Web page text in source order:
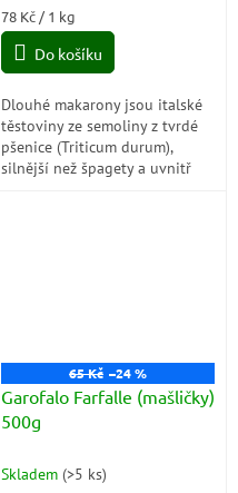
5,0
5
Měrná
cena:
78 Kč / 1 kg
Do košíku
Dlouhé makarony jsou italské
těstoviny ze semoliny z tvrdé
pšenice (Triticum durum),
silnější než špagety a uvnitř
65 Kč –24 %
Garofalo Farfalle (mašličky)
500g
Skladem (>5 ks)